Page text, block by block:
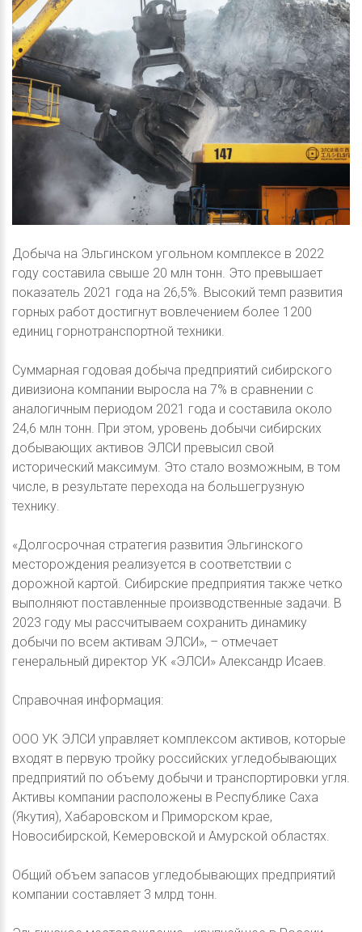
Добыча на Эльгинском угольном комплексе в 2022
году составила свыше 20 млн тонн. Это превышает
показатель 2021 года на 26,5%. Высокий темп развития
горных работ достигнут вовлечением более 1200
единиц горнотранспортной техники.
Суммарная годовая добыча предприятий сибирского
дивизиона компании выросла на 7% в сравнении с
аналогичным периодом 2021 года и составила около
24,6 млн тонн. При этом, уровень добычи сибирских
добывающих активов ЭЛСИ превысил свой
исторический максимум. Это стало возможным, в том
числе, в результате перехода на большегрузную
технику.
«Долгосрочная стратегия развития Эльгинского
месторождения реализуется в соответствии с
дорожной картой. Сибирские предприятия также четко
выполняют поставленные производственные задачи. В
2023 году мы рассчитываем сохранить динамику
добычи по всем активам ЭЛСИ», – отмечает
генеральный директор УК «ЭЛСИ» Александр Исаев.
Справочная информация:
ООО УК ЭЛСИ управляет комплексом активов, которые
входят в первую тройку российских угледобывающих
предприятий по объему добычи и транспортировки угля.
Активы компании расположены в Республике Саха
(Якутия), Хабаровском и Приморском крае,
Новосибирской, Кемеровской и Амурской областях.
Общий объем запасов угледобывающих предприятий
компании составляет 3 млрд тонн.